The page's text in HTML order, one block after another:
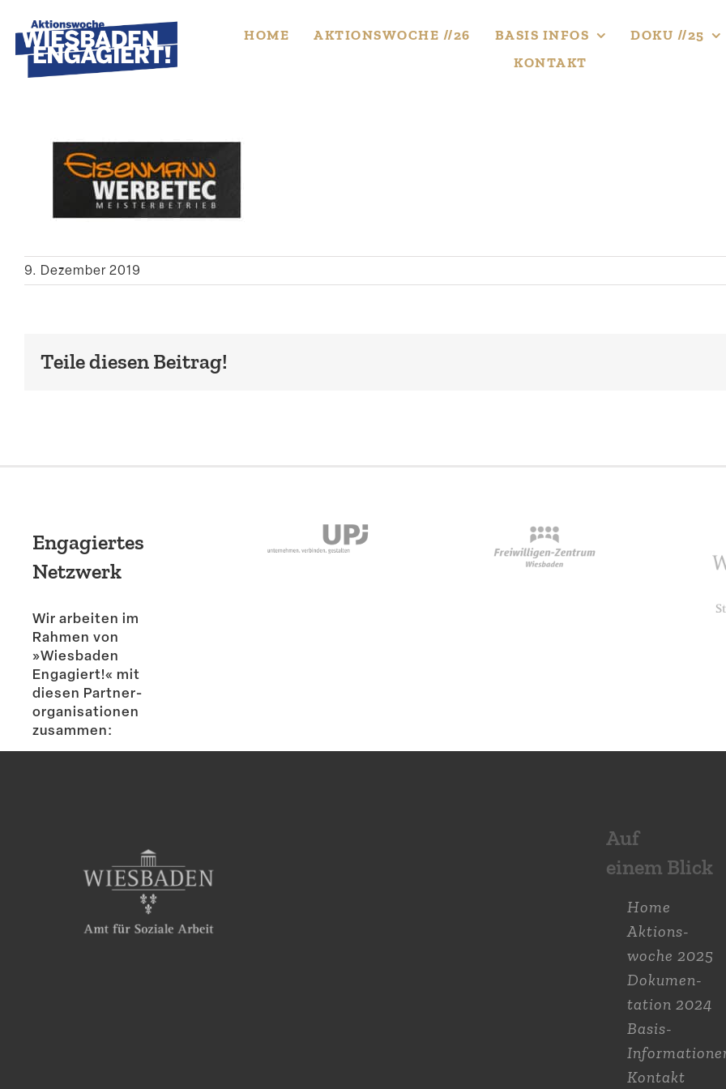
to
content
HOME AKTIONS­WOCHE //26 BASIS INFOS
DOKU //25
KONTAKT
9. Dezember 2019
Teile diesen Beitrag!
Engagiertes
Netzwerk
Wir arbeiten im
Rahmen von
»Wiesbaden
Engagiert!« mit
diesen Partner­
or­ga­ni­sa­tionen
zusammen:
Auf
einem Blick
Home
Aktions­
woche 2025
Dokumen­
tation 2024
Basis-
Kontakt